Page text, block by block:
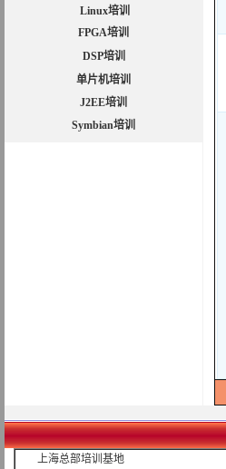
Linux培训
FPGA培训
DSP培训
单片机培训
J2EE培训
Symbian培训
上海总部培训基地